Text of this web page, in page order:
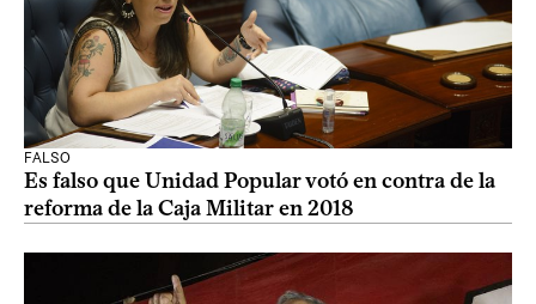
FALSO
Es falso que Unidad Popular votó en contra de la
reforma de la Caja Militar en 2018